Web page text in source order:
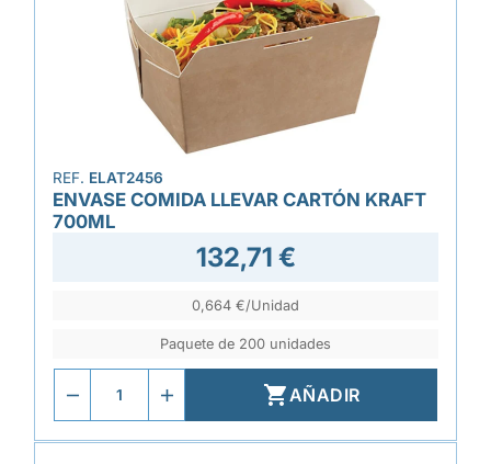
REF. ELAT2456
ENVASE COMIDA LLEVAR CARTÓN KRAFT
700ML
132,71 €
0,664 €/Unidad
Paquete de 200 unidades
AÑADIR